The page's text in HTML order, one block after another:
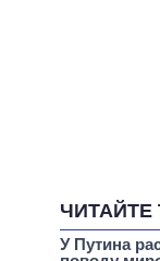
ЧИТАЙТЕ
У Путина